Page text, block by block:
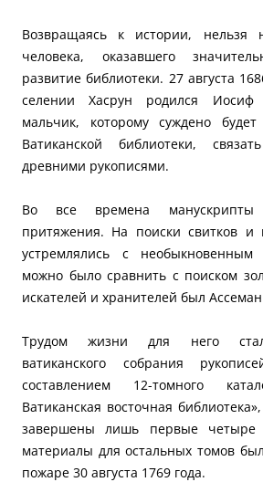
Возвращаясь к истории, нельзя
человека, оказавшего
развитие библиотеки. 27 августа
селении Хасрун родился
мальчик, которому суждено
Ватиканской библиотеки,
древними рукописями.
Во все времена манускрипты
притяжения. На поиски свитков
устремлялись с необыкновенным
можно было сравнить с поиском
искателей и хранителей был
Трудом жизни для него
ватиканского собрания
составлением 12-томного
Ватиканская восточная
завершены лишь первые четыре
материалы для остальных томов
пожаре 30 августа 1769 года.